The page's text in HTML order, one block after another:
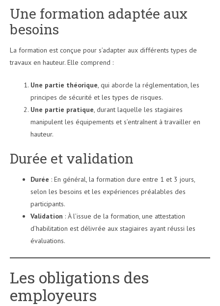
Une formation adaptée aux
besoins
La formation est conçue pour s’adapter aux différents types de
travaux en hauteur. Elle comprend :
Une partie théorique, qui aborde la réglementation, les
principes de sécurité et les types de risques.
Une partie pratique, durant laquelle les stagiaires
manipulent les équipements et s’entraînent à travailler en
hauteur.
Durée et validation
Durée : En général, la formation dure entre 1 et 3 jours,
selon les besoins et les expériences préalables des
participants.
Validation : À l’issue de la formation, une attestation
d’habilitation est délivrée aux stagiaires ayant réussi les
évaluations.
Les obligations des
employeurs